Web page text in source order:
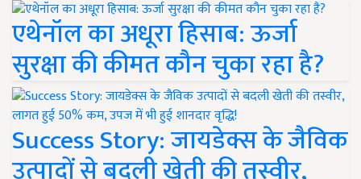
एथेनॉल का अधूरा हिसाब: ऊर्जा
सुरक्षा की कीमत कौन चुका रहा है?
Success Story: जायडेक्स के जैविक